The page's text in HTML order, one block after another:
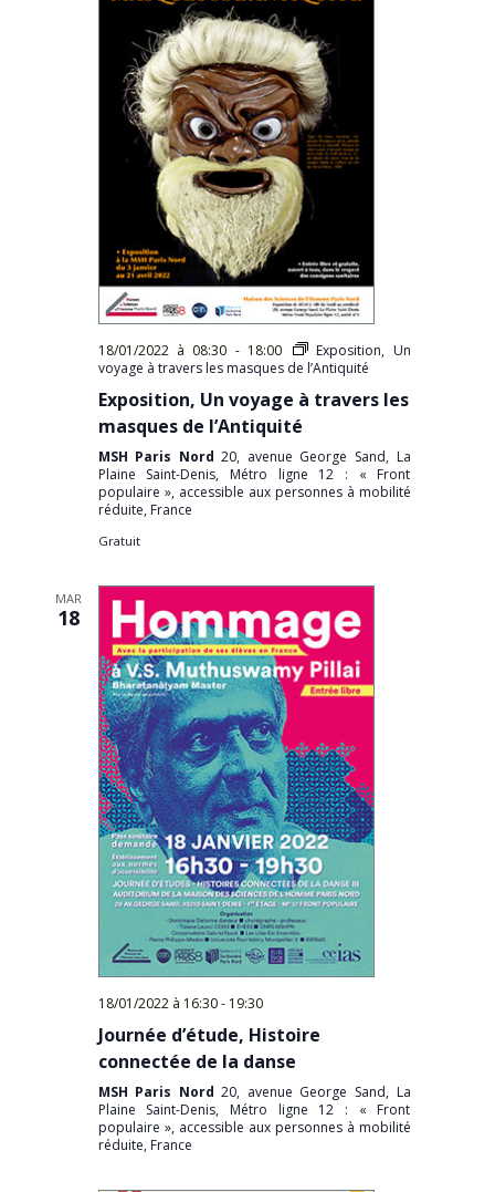
18/01/2022 à 08:30 - 18:00
Exposition, Un
voyage à travers les masques de l’Antiquité
Exposition, Un voyage à travers les
masques de l’Antiquité
MSH Paris Nord20, avenue George Sand, La
Plaine Saint-Denis, Métro ligne 12 : « Front
populaire », accessible aux personnes à mobilité
réduite, France
Gratuit
MAR
18
18/01/2022 à 16:30- 19:30
Journée d’étude, Histoire
connectée de la danse
MSH Paris Nord20, avenue George Sand, La
Plaine Saint-Denis, Métro ligne 12 : « Front
populaire », accessible aux personnes à mobilité
réduite, France